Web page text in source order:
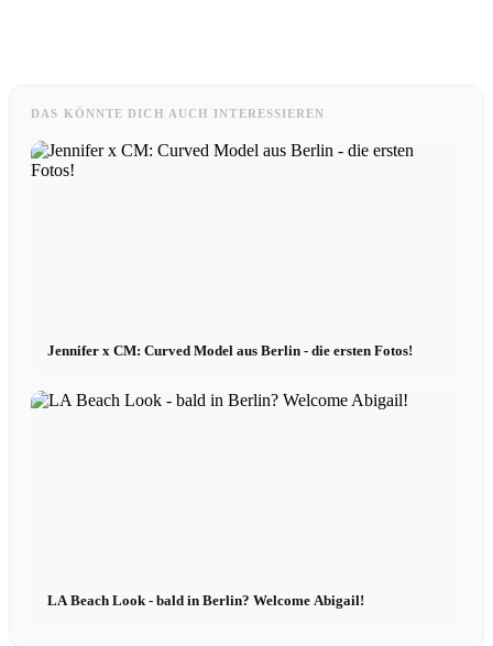
DAS KÖNNTE DICH AUCH INTERESSIEREN
Jennifer x CM: Curved Model aus Berlin - die ersten Fotos!
LA Beach Look - bald in Berlin? Welcome Abigail!